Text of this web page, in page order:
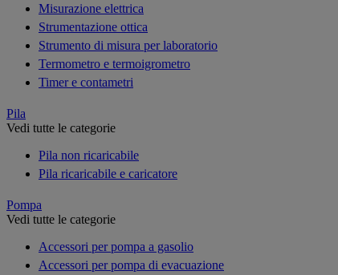
Misurazione elettrica
Strumentazione ottica
Strumento di misura per laboratorio
Termometro e termoigrometro
Timer e contametri
Pila
Vedi tutte le categorie
Pila non ricaricabile
Pila ricaricabile e caricatore
Pompa
Vedi tutte le categorie
Accessori per pompa a gasolio
Accessori per pompa di evacuazione